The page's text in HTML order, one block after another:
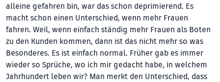
alleine gefahren bin, war das schon deprimierend. Es
macht schon einen Unterschied, wenn mehr Frauen
fahren. Weil, wenn einfach ständig mehr Frauen als Boten
zu den Kunden kommen, dann ist das nicht mehr so was
Besonderes. Es ist einfach normal. Früher gab es immer
wieder so Sprüche, wo ich mir gedacht habe, in welchem
Jahrhundert leben wir? Man merkt den Unterschied, dass